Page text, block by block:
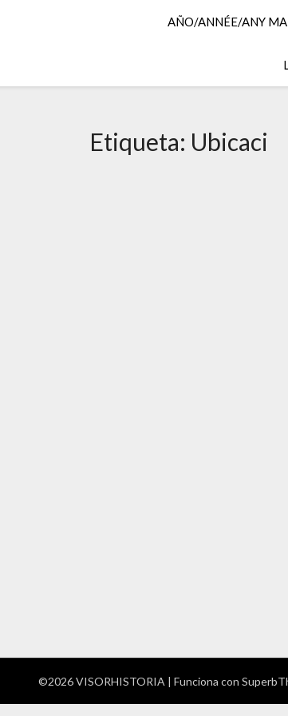
AÑO/ANNÉE/ANY
Etiqueta: Ubicaci
©2026 VISORHISTORIA | Funciona con